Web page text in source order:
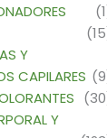
Y
CAPILARES
Y